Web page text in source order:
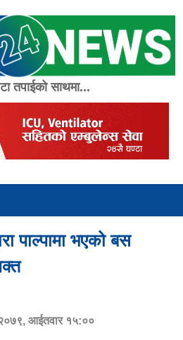
तपाईको साथमा...
पाल्पामा भएको बस
आईतवार १५:००